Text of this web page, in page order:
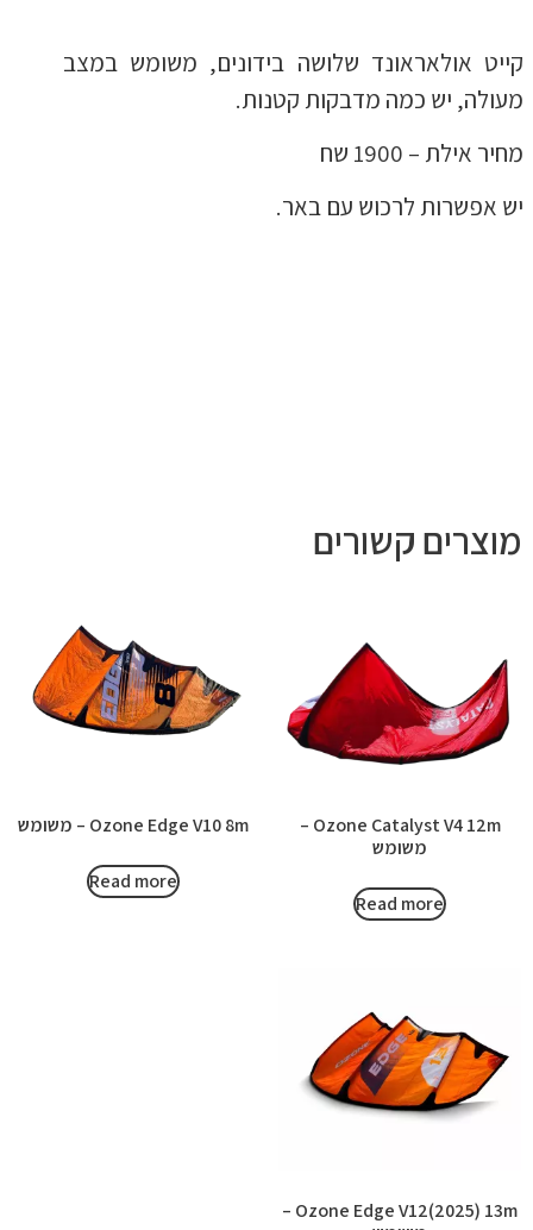
קייט אולאראונד שלושה בידונים, משומש במצב
מעולה, יש כמה מדבקות קטנות.
מחיר אילת – 1900 שח
יש אפשרות לרכוש עם באר.
מוצרים קשורים
Ozone Catalyst V4 12m –
משומש
Read more
Ozone Edge V10 8m – משומש
Read more
Ozone Edge V12(2025) 13m –